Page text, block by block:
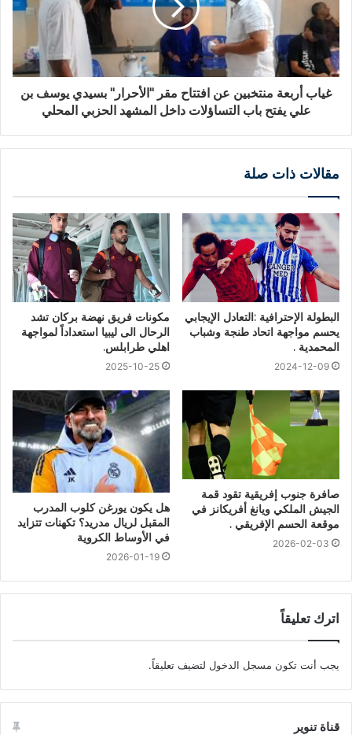
غياب أربعة منتخبين عن افتتاح مقر "الأحرار" بسيدي يوسف بن
علي يفتح باب التساؤلات داخل المشهد الحزبي المحلي
مقالات ذات صلة
البطولة الإحترافية :التعادل الإيجابي
يحسم مواجهة اتحاد طنجة وشباب
المحمدية .
2024-12-09
مكونات فريق نهضة بركان تشد
الرحال الى ليبيا استعداداً لمواجهة
اهلي طرابلس.
2025-10-25
صافرة جنوب إفريقية تقود قمة
الجيش الملكي ويانغ أفريكانز في
موقعة الحسم الإفريقي .
2026-02-03
هل يكون يورغن كلوب المدرب
المقبل لريال مدريد؟ تكهنات تتزايد
في الأوساط الكروية
2026-01-19
اترك تعليقاً
يجب أنت تكون مسجل الدخول لتضيف تعليقاً.
قناة تنوير